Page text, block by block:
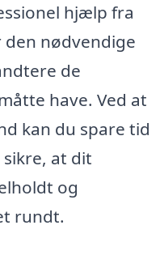
hjælp fra
nødvendige
de
have. Ved at
kan du spare tid
at dit
og
rundt.